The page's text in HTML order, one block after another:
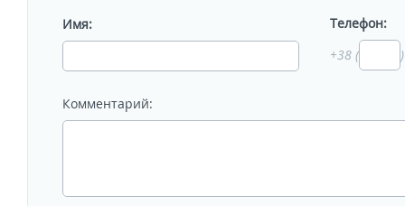
Имя:
Телефон:
+38 (
)
Комментарий: